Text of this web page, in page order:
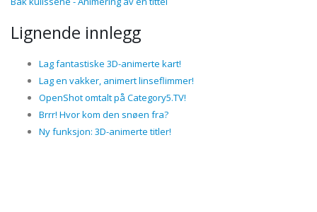
Lignende innlegg
Lag fantastiske 3D-animerte kart!
Lag en vakker, animert linseflimmer!
OpenShot omtalt på Category5.TV!
Brrr! Hvor kom den snøen fra?
Ny funksjon: 3D-animerte titler!